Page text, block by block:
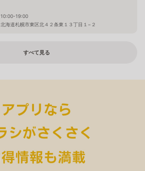
10:00-19:00
北海道札幌市東区北４２条東１３丁目１−２
すべて見る